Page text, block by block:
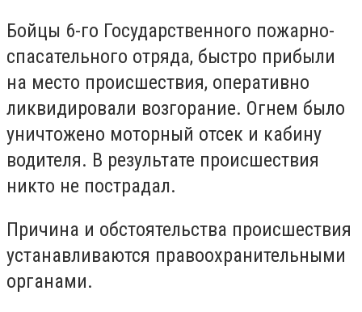
Бойцы 6-го Государственного пожарно-
спасательного отряда, быстро прибыли
на место происшествия, оперативно
ликвидировали возгорание. Огнем было
уничтожено моторный отсек и кабину
водителя. В результате происшествия
никто не пострадал.
Причина и обстоятельства происшествия
устанавливаются правоохранительными
органами.